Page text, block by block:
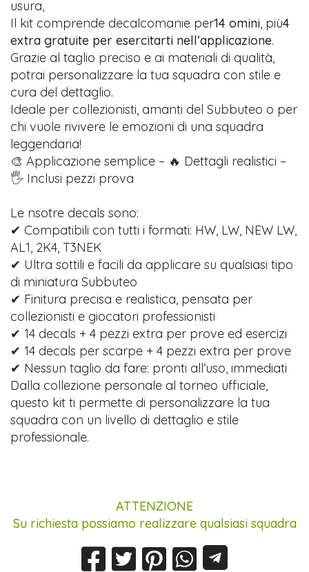
usura,
Il kit comprende decalcomanie per14 omini, più4
extra gratuite per esercitarti nell’applicazione.
Grazie al taglio preciso e ai materiali di qualità,
potrai personalizzare la tua squadra con stile e
cura del dettaglio.
Ideale per collezionisti, amanti del Subbuteo o per
chi vuole rivivere le emozioni di una squadra
leggendaria!
🎨 Applicazione semplice – 🔥 Dettagli realistici –
🖐️ Inclusi pezzi prova
Le nsotre decals sono:
✔ Compatibili con tutti i formati: HW, LW, NEW LW,
AL1, 2K4, T3NEK
✔ Ultra sottili e facili da applicare su qualsiasi tipo
di miniatura Subbuteo
✔ Finitura precisa e realistica, pensata per
collezionisti e giocatori professionisti
✔ 14 decals + 4 pezzi extra per prove ed esercizi
✔ 14 decals per scarpe + 4 pezzi extra per prove
✔ Nessun taglio da fare: pronti all’uso, immediati
Dalla collezione personale al torneo ufficiale,
questo kit ti permette di personalizzare la tua
squadra con un livello di dettaglio e stile
professionale.
ATTENZIONE
Su richiesta possiamo realizzare qualsiasi squadra